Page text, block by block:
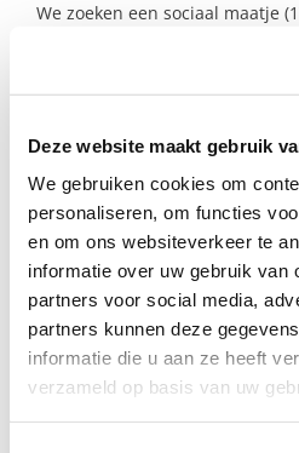
Deze website maakt gebruik
We gebruiken cookies om
personaliseren, om functies
en om ons websiteverkeer te
informatie over uw gebruik van
partners voor social media,
partners kunnen deze
informatie die u aan ze heeft
verzameld op basis van uw
We zoeken een sociaal maatje
vindt om samen op pad te
weekdag vanaf 16.00 uur, op
Ook in de avond is hij
Heb jij zin om met hem te
ouders er ontzettend blij mee
kennismaken!
Profiel
Wij zoeken een sociaal en
(17-80 jaar):
• Die het leuk vindt om